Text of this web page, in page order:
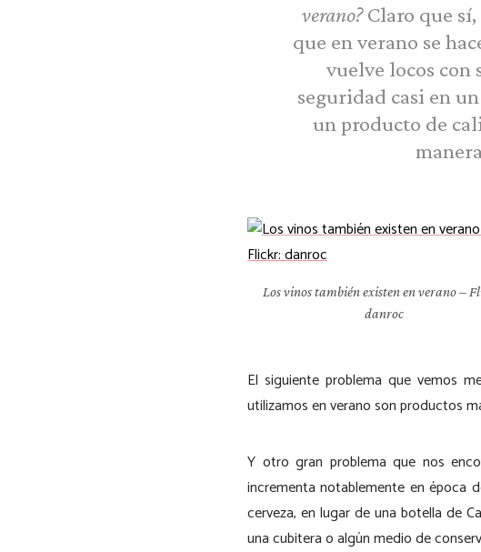
verano?Claro que sí,
que en verano se
vuelve locos con
seguridad casi en
un producto de
Los vinos también existen en verano –
danroc
El siguiente problema que vemos
utilizamos en verano son productos
Y otro gran problema que nos
incrementa notablemente en época
cerveza, en lugar de una botella de
una cubitera o algún medio de